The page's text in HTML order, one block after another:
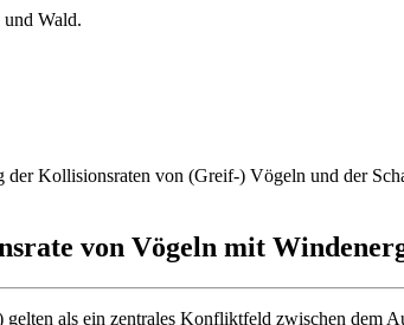
Kollisionsraten von (Greif-) Vögeln und der
von Vögeln mit
als ein zentrales Konfliktfeld zwischen dem